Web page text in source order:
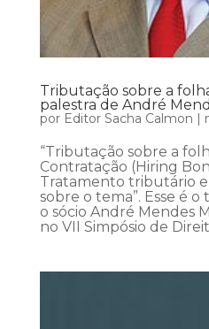
Tributação sobre a
palestra de André
por Editor Sacha Calmon
“Tributação sobre a
Contratação (Hiring
Tratamento tributário e
sobre o tema”. Esse é
o sócio André Mendes
no VII Simpósio de